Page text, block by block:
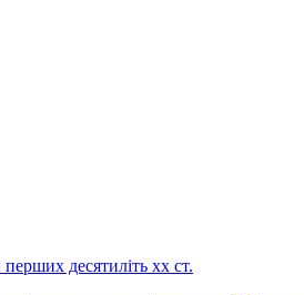
десятиліть хх ст.